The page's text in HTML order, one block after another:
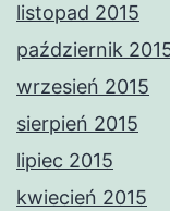
listopad 2015
październik
wrzesień 2015
sierpień 2015
lipiec 2015
kwiecień 2015